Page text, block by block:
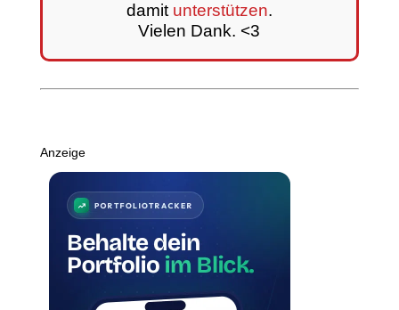
damit unterstützen.
Vielen Dank. <3
Anzeige